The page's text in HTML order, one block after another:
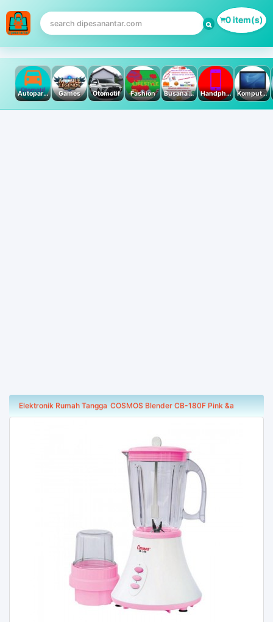
0 item(s)
Autoparts Games Otomotif Fashion Busana Muslim Handphone & Tablet Komputer PC & Laptop
Elektronik Rumah Tangga COSMOS Blender CB-180F Pink &a